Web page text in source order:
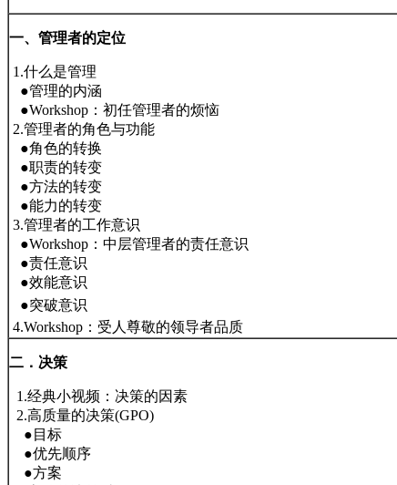
一、管理者的定位
1.什么是管理
●管理的内涵
●Workshop：初任管理者的烦恼
2.管理者的角色与功能
●角色的转换
●职责的转变
●方法的转变
●能力的转变
3.管理者的工作意识
●Workshop：中层管理者的责任意识
●责任意识
●效能意识
●突破意识
4.Workshop：受人尊敬的领导者品质
二．决策
1.经典小视频：决策的因素
2.高质量的决策(GPO)
●目标
●优先顺序
●方案